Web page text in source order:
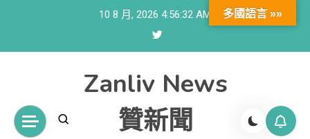
10 8 月, 2026 4:56:34 AM
Zanliv News
贊新聞
多國語言 »»